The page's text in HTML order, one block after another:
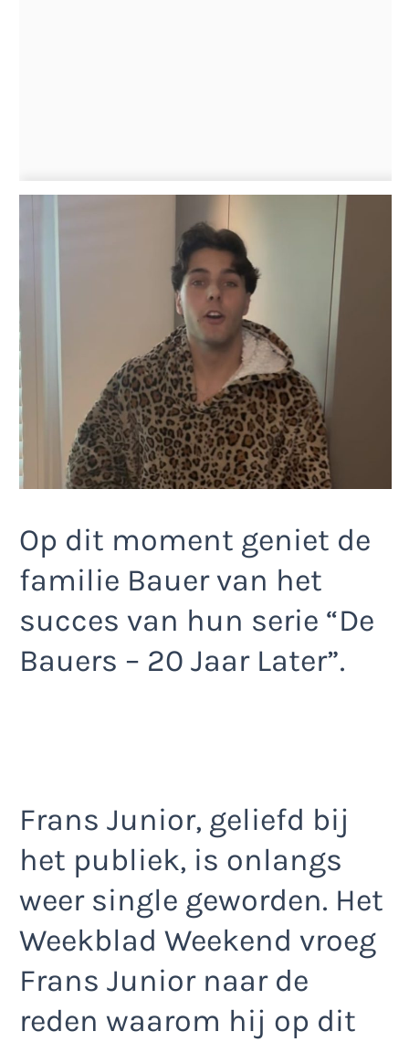
Op dit moment geniet de
familie Bauer van het
succes van hun serie “De
Bauers – 20 Jaar Later”.
Frans Junior, geliefd bij
het publiek, is onlangs
weer single geworden. Het
Weekblad Weekend vroeg
Frans Junior naar de
reden waarom hij op dit